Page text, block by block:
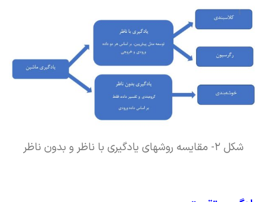
شکل ۲- مقایسه روشهای یادگیری با ناظر و بدون ناظر